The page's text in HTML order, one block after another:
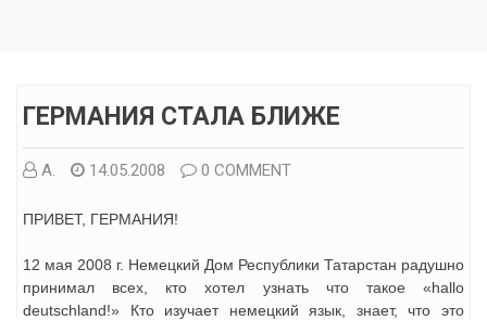
ГЕРМАНИЯ СТАЛА БЛИЖЕ
А. 14.05.2008 0 COMMENT
ПРИВЕТ, ГЕРМАНИЯ!
12 мая 2008 г. Немецкий Дом Республики Татарстан радушно
принимал всех, кто хотел узнать что такое «hallo
deutschland!» Кто изучает немецкий язык, знает, что это